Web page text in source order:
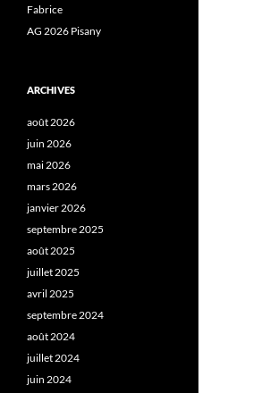
Fabrice
AG 2026 Pisany
ARCHIVES
août 2026
juin 2026
mai 2026
mars 2026
janvier 2026
septembre 2025
août 2025
juillet 2025
avril 2025
septembre 2024
août 2024
juillet 2024
juin 2024